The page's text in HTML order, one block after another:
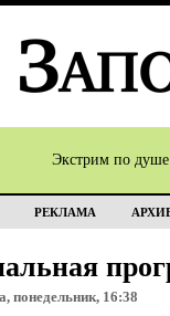
Экстрим по душе
РЕКЛАМА
понедельник, 16:38